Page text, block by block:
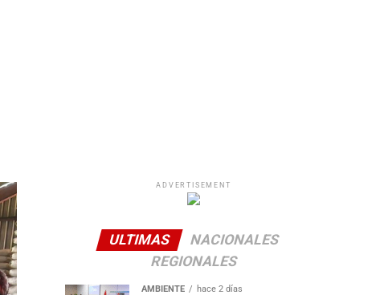
ADVERTISEMENT
ULTIMAS
NACIONALES
REGIONALES
AMBIENTE hace 2 días